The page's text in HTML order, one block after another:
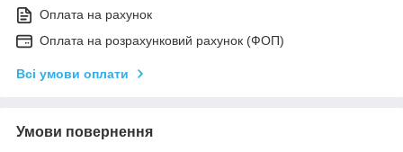
Оплата на рахунок
Оплата на розрахунковий рахунок (ФОП)
Всі умови оплати
Умови повернення